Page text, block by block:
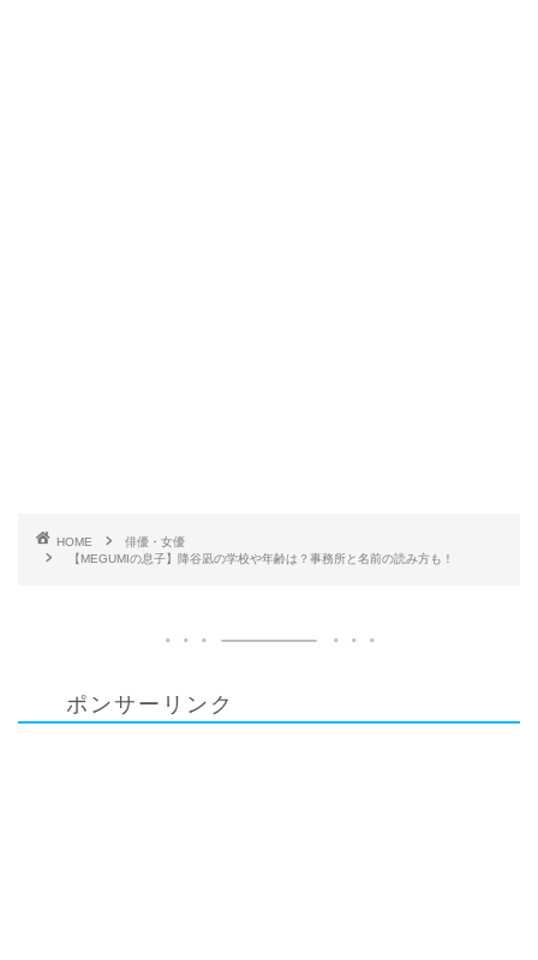
HOME
俳優・女優
【MEGUMIの息子】降谷凪の学校や年齢は？事務所と名前の読み方も！
ポンサーリンク